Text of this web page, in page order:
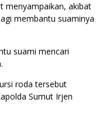
menyampaikan, akibat
membantu suaminya
suami mencari
roda tersebut
Sumut Irjen